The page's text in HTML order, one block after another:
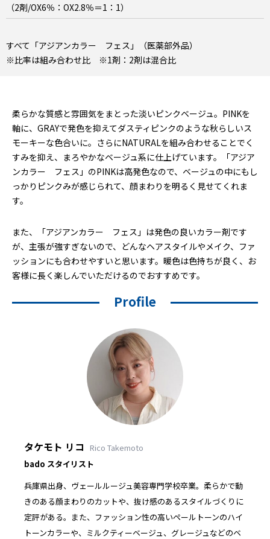
（2剤/OX6％：OX2.8％＝1：1）
すべて「アジアンカラー フェス」（医薬部外品）
※比率は組み合わせ比 ※1剤：2剤は混合比
柔らかな質感と雰囲気をまとった淡いピンクベージュ。PINKを
軸に、GRAYで発色を抑えてダスティピンクのような秋らしいス
モーキーな色合いに。さらにNATURALを組み合わせることでく
すみを抑え、まろやかなベージュ系に仕上げています。「アジア
ンカラー フェス」のPINKは高発色なので、ベージュの中にもし
っかりピンクみが感じられて、顔まわりを明るく見せてくれま
す。
また、「アジアンカラー フェス」は発色の良いカラー剤です
が、主張が強すぎないので、どんなヘアスタイルやメイク、ファ
ッションにも合わせやすいと思います。暖色は色持ちが良く、お
客様に長く楽しんでいただけるのでおすすめです。
Profile
タケモト リコ
Rico Takemoto
bado スタイリスト
兵庫県出身、ヴェールルージュ美容専門学校卒業。柔らかで動
きのある顔まわりのカットや、抜け感のあるスタイルづくりに
定評がある。また、ファッション性の高いペールトーンのハイ
トーンカラーや、ミルクティーベージュ、グレージュなどのベ